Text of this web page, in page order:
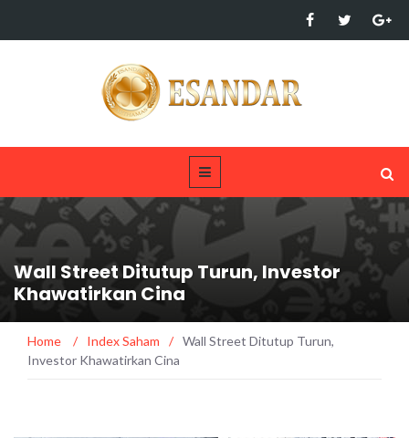
Wall Street Ditutup Turun, Investor
Khawatirkan Cina
Home / Index Saham / Wall Street Ditutup Turun,
Investor Khawatirkan Cina